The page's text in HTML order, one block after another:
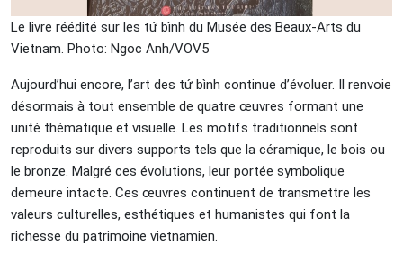
Le livre réédité sur les tứ bình du Musée des Beaux-Arts du
Vietnam. Photo: Ngoc Anh/VOV5
Aujourd’hui encore, l’art des tứ bình continue d’évoluer. Il renvoie
désormais à tout ensemble de quatre œuvres formant une
unité thématique et visuelle. Les motifs traditionnels sont
reproduits sur divers supports tels que la céramique, le bois ou
le bronze. Malgré ces évolutions, leur portée symbolique
demeure intacte. Ces œuvres continuent de transmettre les
valeurs culturelles, esthétiques et humanistes qui font la
richesse du patrimoine vietnamien.